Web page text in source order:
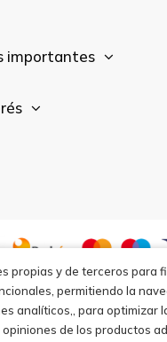
importantes
propias y de terceros para
permitiendo la
analíticos,, para optimizar
de los productos